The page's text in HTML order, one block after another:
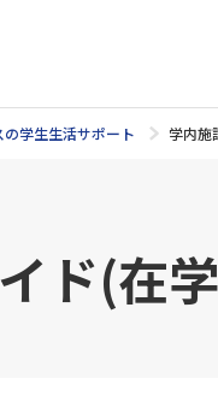
学生生活サポート 学内施
ド(在